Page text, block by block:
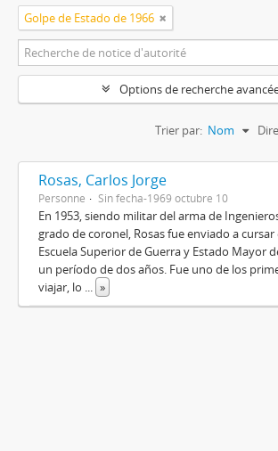
Golpe de Estado de 1966
Options de recherche
Trier par: Nom
Rosas, Carlos Jorge
Personne Sin fecha-1969 octubre 10
En 1953, siendo militar del arma de
grado de coronel, Rosas fue enviado a
Escuela Superior de Guerra y Estado Mayor
un período de dos años. Fue uno de los
viajar, lo ... »